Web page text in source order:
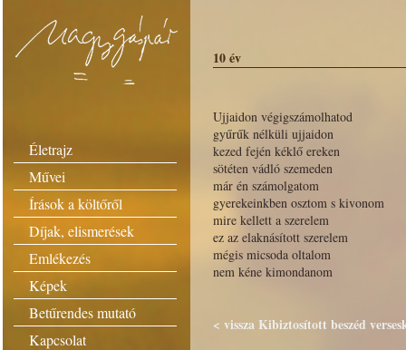
Életrajz
Művei
Írások a költőről
Díjak, elismerések
Emlékezés
Képek
Betűrendes mutató
Kapcsolat
10 év
Ujjaidon végigszámolhatod
gyűrűk nélküli ujjaidon
kezed fején kéklő ereken
sötéten vádló szemeden
már én számolgatom
gyerekeinkben osztom s kivonom
mire kellett a szerelem
ez az elaknásított szerelem
mégis micsoda oltalom
nem kéne kimondanom
< vissza Kibiztosított beszéd